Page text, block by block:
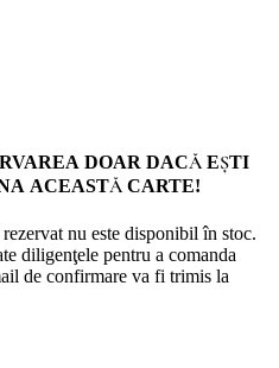
DOAR DACĂ EŞTI
ACEASTĂ CARTE!
nu este disponibil în stoc.
diligenţele pentru a comanda
de confirmare va fi trimis la